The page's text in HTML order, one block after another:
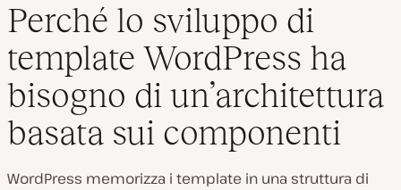
Perché lo sviluppo di
template WordPress ha
bisogno di un’architettura
basata sui componenti
WordPress memorizza i template in una struttura di